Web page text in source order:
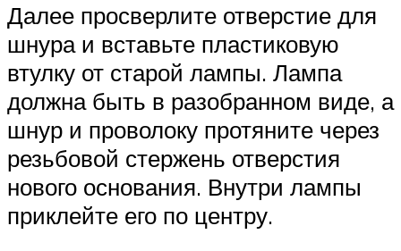
Далее просверлите отверстие для
шнура и вставьте пластиковую
втулку от старой лампы. Лампа
должна быть в разобранном виде, а
шнур и проволоку протяните через
резьбовой стержень отверстия
нового основания. Внутри лампы
приклейте его по центру.